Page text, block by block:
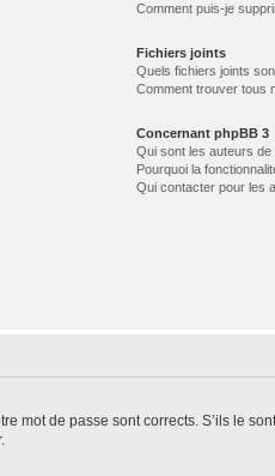
Comment puis-je
Fichiers joints
Quels fichiers joints
Comment trouver tous
Concernant phpBB 3
Qui sont les auteurs de
Pourquoi la
Qui contacter pour les
de passe sont corrects. S’ils le